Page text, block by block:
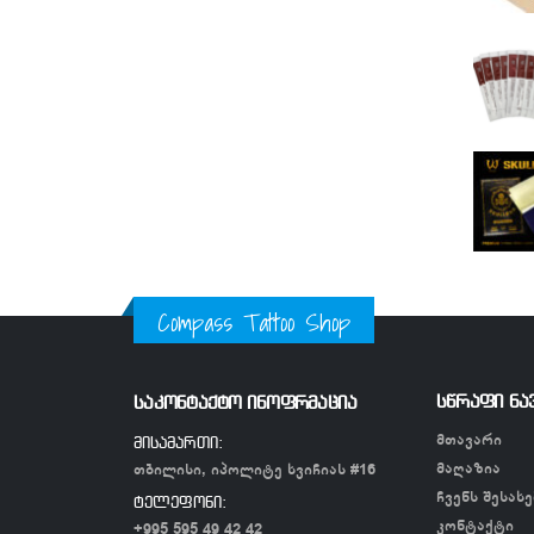
Compass Tattoo Shop
საკონტაქტო ინოფრმაცია
მისამართი:
თბილისი, იპოლიტე ხვიჩიას #16
ტელეფონი:
+995 595 49 42 42
სწრაფი
მთავარი
მაღაზია
ჩვენს
კონტაქტი